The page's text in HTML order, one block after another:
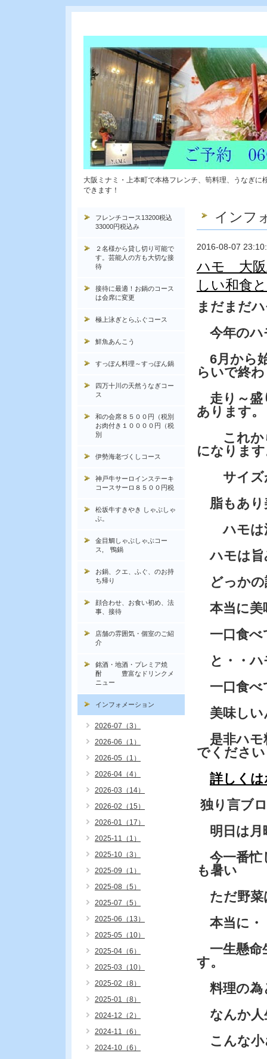
大阪ミナミ・上本町で本格フレンチ、筍料理、うなぎ
できます！
インフ
2016-08-07
ハモ 大阪
しい和食
まだまだ
今年のハ
6月から
らいで終
走り～盛
あります。
これか
になりま
サイズ
脂もあり
ハモは
ハモは旨
どっかの
本当に美
一口食べ
と・・ハ
一口食べ
美味しい
是非ハモ
でくださ
詳しく
独り言ブ
明日は月
今一番忙
も暑い
ただ野菜
本当に・
一生懸命
す。
料理の為
なんか人
こんな小
フレンチコース13200税込
33000円税込み
２名様から貸し切り可能で
す。芸能人の方も大切な接
待
接待に最適！お鍋のコース
は会席に変更
極上泳ぎとらふぐコース
鮮魚あんこう
すっぽん料理～すっぽん鍋
四万十川の天然うなぎコー
ス
和の会席８５００円（税別
お肉付き１００００円（税
別
伊勢海老づくしコース
神戸牛サーロインステーキ
コースサーロ８５００円税
松坂牛すきやき しゃぶしゃ
ぶ。
金目鯛しゃぶしゃぶコー
ス, 鴨鍋
お鍋、クエ、ふぐ、のお持
ち帰り
顔合わせ、お食い初め、法
事、接待
店舗の雰囲気・個室のご紹
介
銘酒・地酒・プレミア焼
酎 豊富なドリンクメ
ニュー
インフォメーション
2026-07（3）
2026-06（1）
2026-05（1）
2026-04（4）
2026-03（14）
2026-02（15）
2026-01（17）
2025-11（1）
2025-10（3）
2025-09（1）
2025-08（5）
2025-07（5）
2025-06（13）
2025-05（10）
2025-04（6）
2025-03（10）
2025-02（8）
2025-01（8）
2024-12（2）
2024-11（6）
2024-10（6）